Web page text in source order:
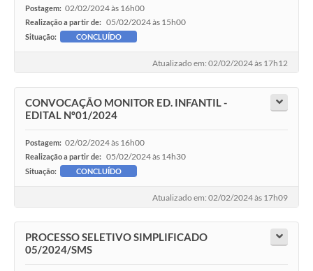
Postagem: 02/02/2024 às 16h00
Realização a partir de: 05/02/2024 às 15h00
Situação: CONCLUÍDO
Atualizado em: 02/02/2024 às 17h12
CONVOCAÇÃO MONITOR ED. INFANTIL -
EDITAL Nº01/2024
Postagem: 02/02/2024 às 16h00
Realização a partir de: 05/02/2024 às 14h30
Situação: CONCLUÍDO
Atualizado em: 02/02/2024 às 17h09
PROCESSO SELETIVO SIMPLIFICADO
05/2024/SMS